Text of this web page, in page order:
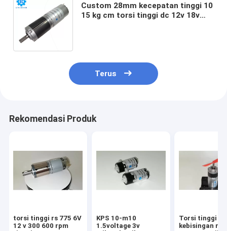
Custom 28mm kecepatan tinggi 10
15 kg cm torsi tinggi dc 12v 18v
Terus
Rekomendasi Produk
torsi tinggi rs 775 6V
12 v 300 600 rpm
KPS 10-m10
1.5voltage 3v
Torsi tinggi
kebisingan